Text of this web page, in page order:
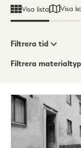
Visa lista Visa
Visningsläge
ListaKarta
Filtrera tid
Filtrera
träffar